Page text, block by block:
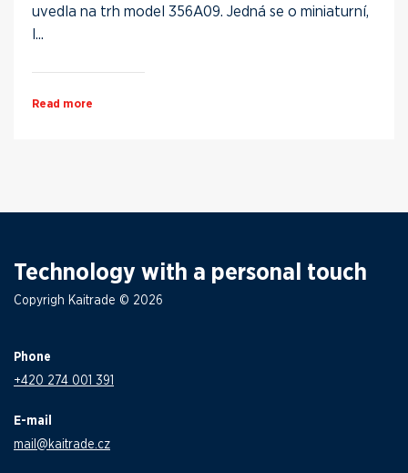
uvedla na trh model 356A09. Jedná se o miniaturní,
l...
Read more
Technology with a personal touch
Copyrigh Kaitrade © 2026
Phone
+420 274 001 391
E-mail
mail@kaitrade.cz